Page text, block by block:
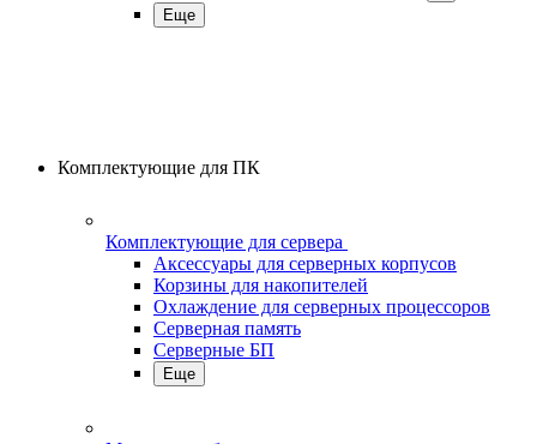
Еще
Комплектующие для ПК
Комплектующие для сервера
Аксессуары для серверных корпусов
Корзины для накопителей
Охлаждение для серверных процессоров
Серверная память
Серверные БП
Еще